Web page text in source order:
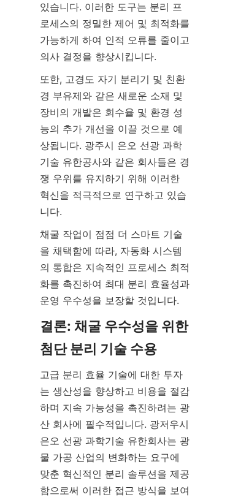
있습니다. 이러한 도구는 분리 프
로세스의 정밀한 제어 및 최적화를
가능하게 하여 인적 오류를 줄이고
의사 결정을 향상시킵니다.
또한, 고경도 자기 분리기 및 친환
경 부유제와 같은 새로운 소재 및
장비의 개발은 회수율 및 환경 성
능의 추가 개선을 이끌 것으로 예
상됩니다. 광주시 은오 선광 과학
기술 유한공사와 같은 회사들은 경
쟁 우위를 유지하기 위해 이러한
혁신을 적극적으로 연구하고 있습
니다.
채굴 작업이 점점 더 스마트 기술
을 채택함에 따라, 자동화 시스템
의 통합은 지속적인 프로세스 최적
화를 촉진하여 최대 분리 효율성과
운영 우수성을 보장할 것입니다.
결론: 채굴 우수성을 위한
첨단 분리 기술 수용
고급 분리 효율 기술에 대한 투자
는 생산성을 향상하고 비용을 절감
하며 지속 가능성을 촉진하려는 광
산 회사에 필수적입니다. 광저우시
은오 선광 과학기술 유한회사는 광
물 가공 산업의 변화하는 요구에
맞춘 혁신적인 분리 솔루션을 제공
함으로써 이러한 접근 방식을 보여